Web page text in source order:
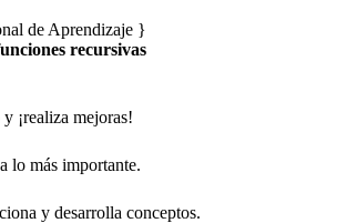
de Aprendizaje }
recursivas
y ¡realiza mejoras!
lo más importante.
y desarrolla conceptos.